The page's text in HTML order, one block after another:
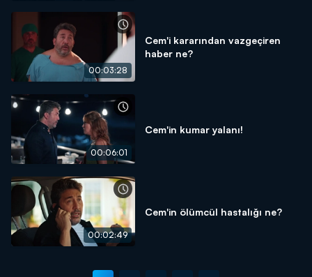
00:03:28
Cem'i kararından vazgeçiren
haber ne?
00:06:01
Cem'in kumar yalanı!
00:02:49
Cem'in ölümcül hastalığı ne?